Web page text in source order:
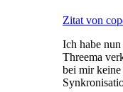
Zitat von
Ich habe
Threema
bei mir